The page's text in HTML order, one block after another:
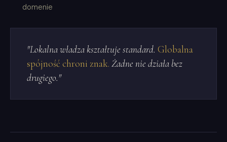
domenie
"Lokalna władza kształtuje standard. Globalna
spójność chroni znak. Żadne nie działa bez
drugiego."